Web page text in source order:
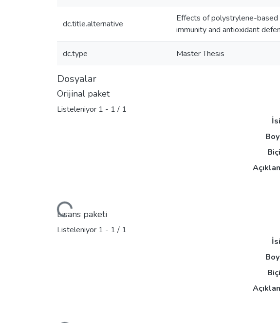
dc.title.alternative
Effects of polystrylene-
immunity and antioxidant
dc.type Master Thesis
Dosyalar
Orijinal paket
Listeleniyor 1 - 1 / 1
Yükleniyor...
Lisans paketi
Listeleniyor 1 - 1 / 1